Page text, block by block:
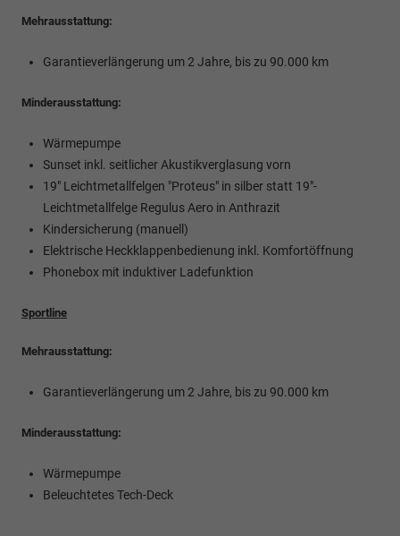
Mehrausstattung:
Garantieverlängerung um 2 Jahre, bis zu 90.000 km
Minderausstattung:
Wärmepumpe
Sunset inkl. seitlicher Akustikverglasung vorn
19" Leichtmetallfelgen "Proteus" in silber statt 19"-
Leichtmetallfelge Regulus Aero in Anthrazit
Kindersicherung (manuell)
Elektrische Heckklappenbedienung inkl. Komfortöffnung
Phonebox mit induktiver Ladefunktion
Sportline
Mehrausstattung:
Garantieverlängerung um 2 Jahre, bis zu 90.000 km
Minderausstattung:
Wärmepumpe
Beleuchtetes Tech-Deck